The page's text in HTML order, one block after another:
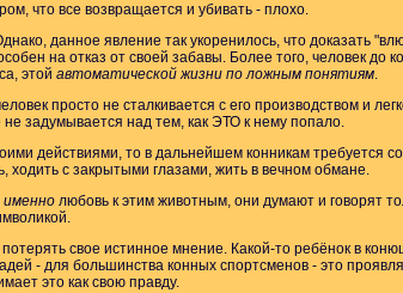
что все возвращается и убивать - плохо.
данное явление так укоренилось, что доказать
на отказ от своей забавы. Более того, человек до
этой автоматической жизни по ложным понятиям.
просто не сталкивается с его производством и
не задумывается над тем, как ЭТО к нему попало.
действиями, то в дальнейшем конникам требуется
ходить с закрытыми глазами, жить в вечном обмане.
именно любовь к этим животным, они думают и говорят
потерять свое истинное мнение. Какой-то ребёнок в
- для большинства конных спортсменов - это
это как свою правду.